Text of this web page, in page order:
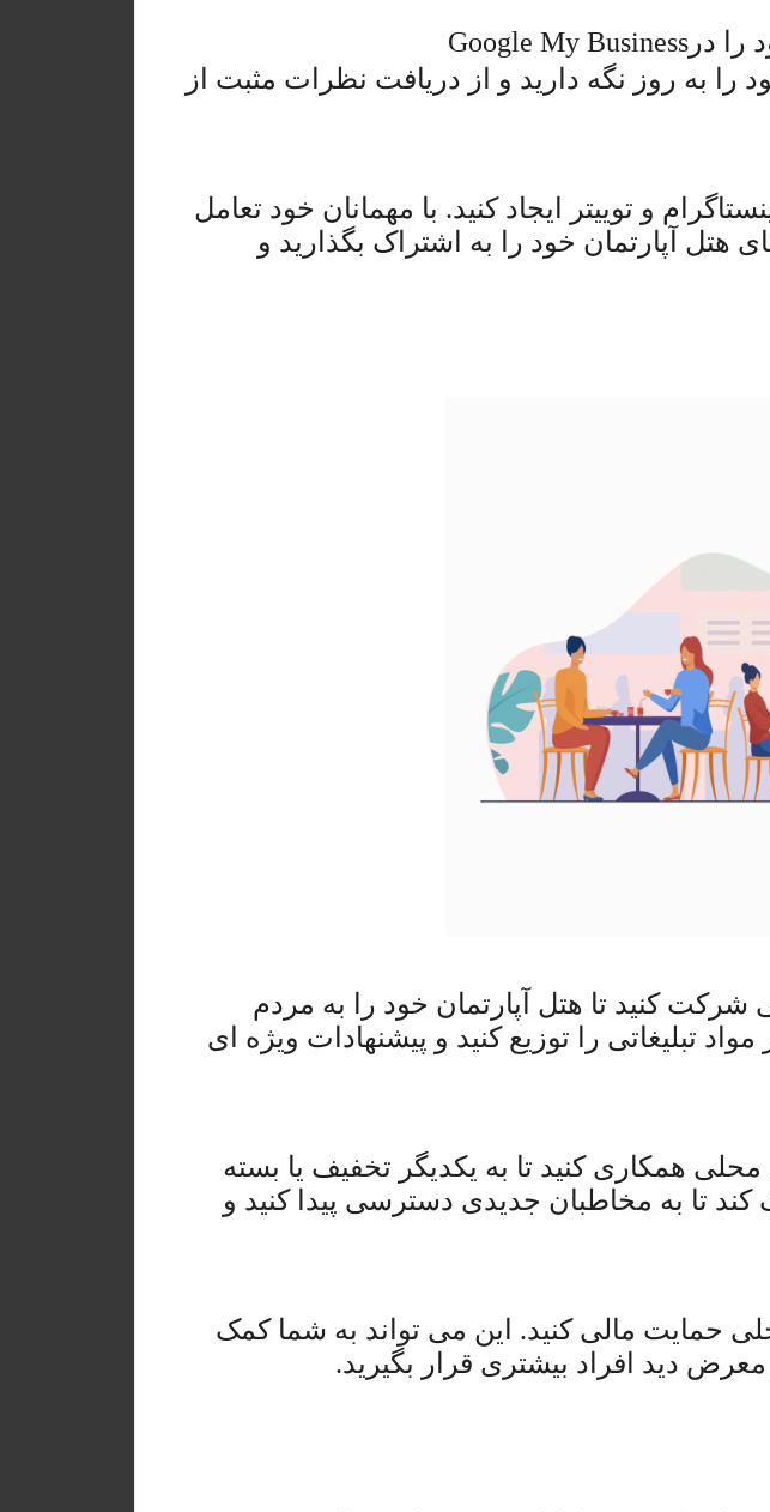
را در Google My Business
به روز نگه دارید و از دریافت نظرات مثبت از
و توییتر ایجاد کنید. با مهمانان خود تعامل
هتل آپارتمان خود را به اشتراک بگذارید و
شرکت کنید تا هتل آپارتمان خود را به مردم
تبلیغاتی را توزیع کنید و پیشنهادات ویژه ای
همکاری کنید تا به یکدیگر تخفیف یا بسته
کند تا به مخاطبان جدیدی دسترسی پیدا کنید و
حمایت مالی کنید. این می تواند به شما کمک
معرض دید افراد بیشتری قرار بگیرید.